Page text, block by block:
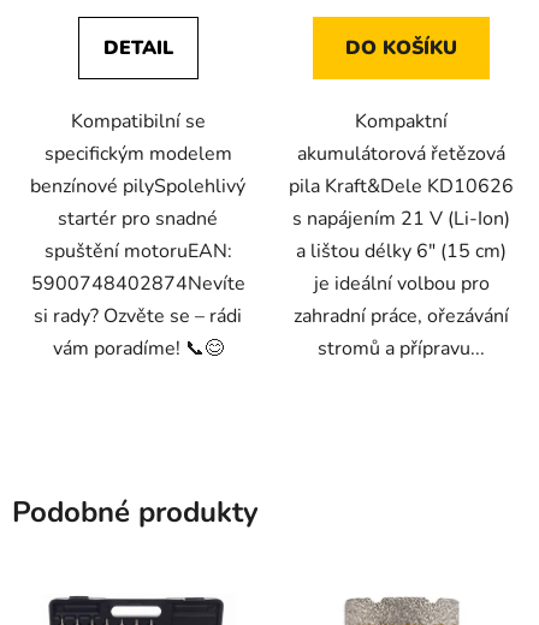
DETAIL
Kompatibilní se
specifickým modelem
benzínové pilySpolehlivý
startér pro snadné
spuštění motoruEAN:
5900748402874Nevíte
si rady? Ozvěte se – rádi
vám poradíme! 📞😊
DO KOŠÍKU
Kompaktní
akumulátorová řetězová
pila Kraft&Dele KD10626
s napájením 21 V (Li-Ion)
a lištou délky 6" (15 cm)
je ideální volbou pro
zahradní práce, ořezávání
stromů a přípravu...
Podobné produkty